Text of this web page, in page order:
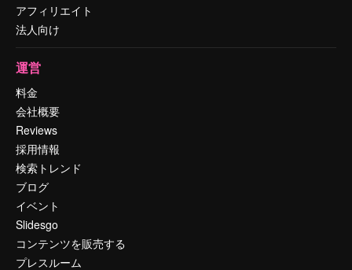
アフィリエイト
法人向け
運営
料金
会社概要
Reviews
採用情報
検索トレンド
ブログ
イベント
Slidesgo
コンテンツを販売する
プレスルーム